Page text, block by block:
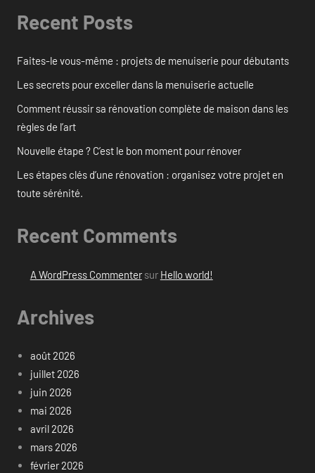
Recent Posts
Faites-le vous-même : projets de menuiserie pour débutants
Les secrets pour exceller dans la menuiserie actuelle
Comment réussir sa rénovation complète de maison dans les
règles de l’art
Nouvelle étape ? C’est le bon moment pour rénover
Les étapes clés d’une rénovation : organisez votre projet en
toute sérénité.
Recent Comments
A WordPress Commentersur Hello world!
Archives
août 2026
juillet 2026
juin 2026
mai 2026
avril 2026
mars 2026
février 2026